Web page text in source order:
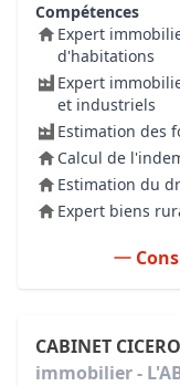
Compétences
Expert
d'habitations
Expert
et industriels
Estimation des
Calcul de
Estimation du
Expert biens
CABINET
immobilier -